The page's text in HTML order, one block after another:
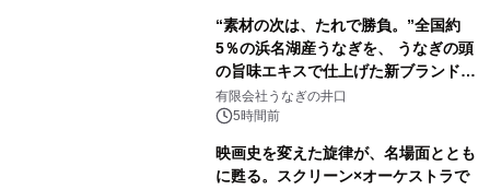
“素材の次は、たれで勝負。”全国約
5％の浜名湖産うなぎを、 うなぎの頭
の旨味エキスで仕上げた新ブランド
「井口の誉」誕生
有限会社うなぎの井口
5時間前
映画史を変えた旋律が、名場面ととも
に甦る。スクリーン×オーケストラで